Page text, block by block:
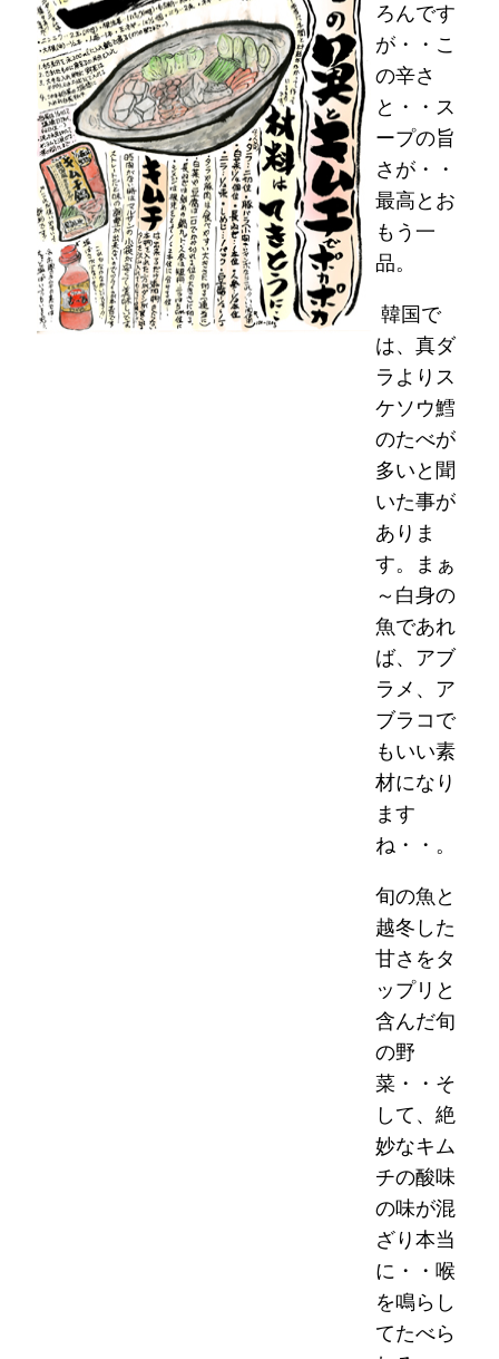
ろんです
が・・こ
の辛さ
と・・ス
ープの旨
さが・・
最高とお
もう一
品。
韓国で
は、真ダ
ラよりス
ケソウ鱈
のたべが
多いと聞
いた事が
ありま
す。まぁ
～白身の
魚であれ
ば、アブ
ラメ、ア
ブラコで
もいい素
材になり
ます
ね・・。
旬の魚と
越冬した
甘さをタ
ップリと
含んだ旬
の野
菜・・そ
して、絶
妙なキム
チの酸味
の味が混
ざり本当
に・・喉
を鳴らし
てたべら